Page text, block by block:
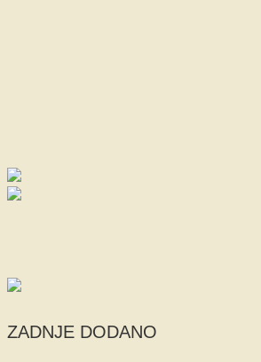
ZADNJE DODANO